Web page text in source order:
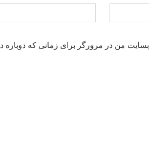
من در مرورگر برای زمانی که